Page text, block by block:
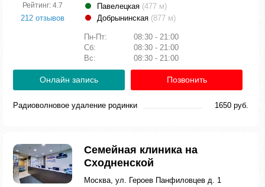
Рейтинг: 4.7
212 отзывов
Павелецкая (477 м)
Добрынинская (877 м)
Пн-Пт:
08:30 - 21:00
Сб:
08:30 - 21:00
Вс:
08:30 - 21:00
Онлайн запись Позвонить
Радиоволновое удаление родинки 1650 руб.
Семейная клиника на
Сходненской
Москва, ул. Героев Панфиловцев д. 1